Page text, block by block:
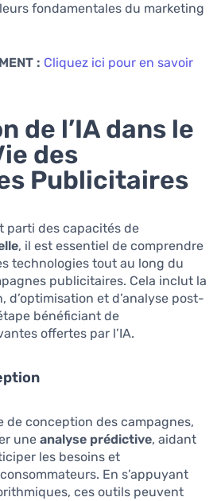
fondamentales du marketing
: Cliquez ici pour en savoir
de l’IA dans le
des
Publicitaires
parti des capacités de
, il est essentiel de comprendre
technologies tout au long du
publicitaires. Cela inclut la
d’optimisation et d’analyse post-
bénéficiant de
offertes par l’IA.
de conception des campagnes,
une analyse prédictive, aidant
les besoins et
En s’appuyant
ces outils peuvent